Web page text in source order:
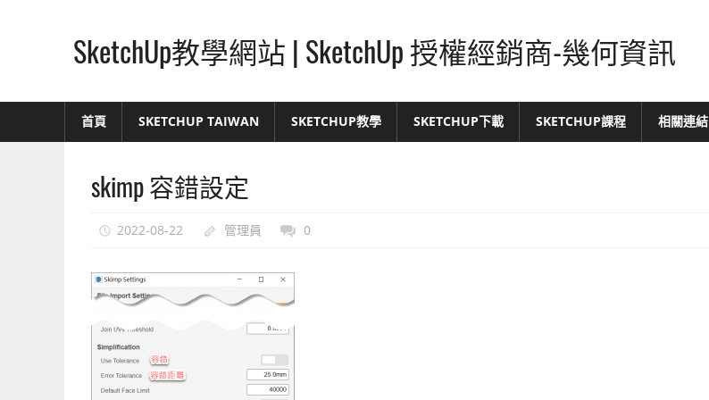
SketchUp教學網站 | SketchUp 授權經銷商-幾何資訊
最
首頁 SKETCHUP TAIWAN SKETCHUP教學 SKETCHUP下載 SKETCHUP課程 相關連結
skimp 容錯設定
2022-08-22 管理員 0